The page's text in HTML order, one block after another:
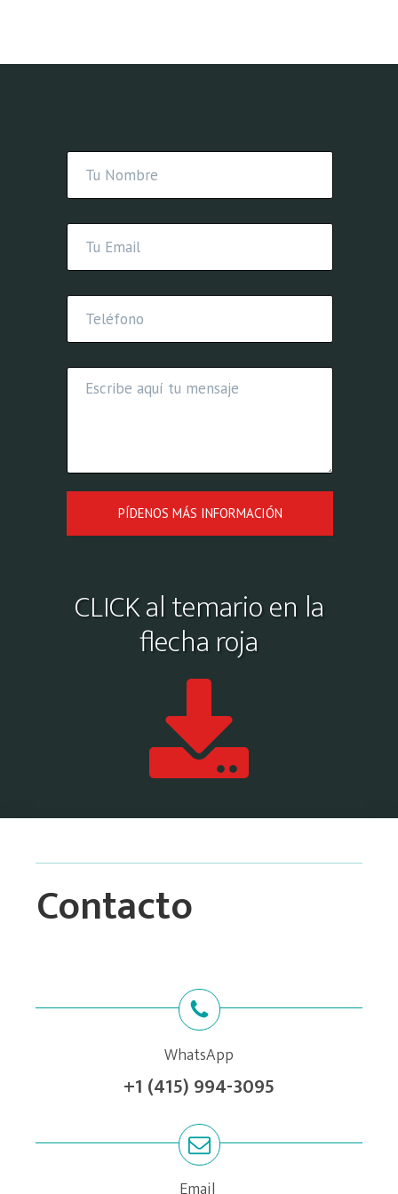
PÍDENOS MÁS INFORMACIÓN
CLICK al temario en la
flecha roja
Contacto
WhatsApp
+1 (415) 994-3095